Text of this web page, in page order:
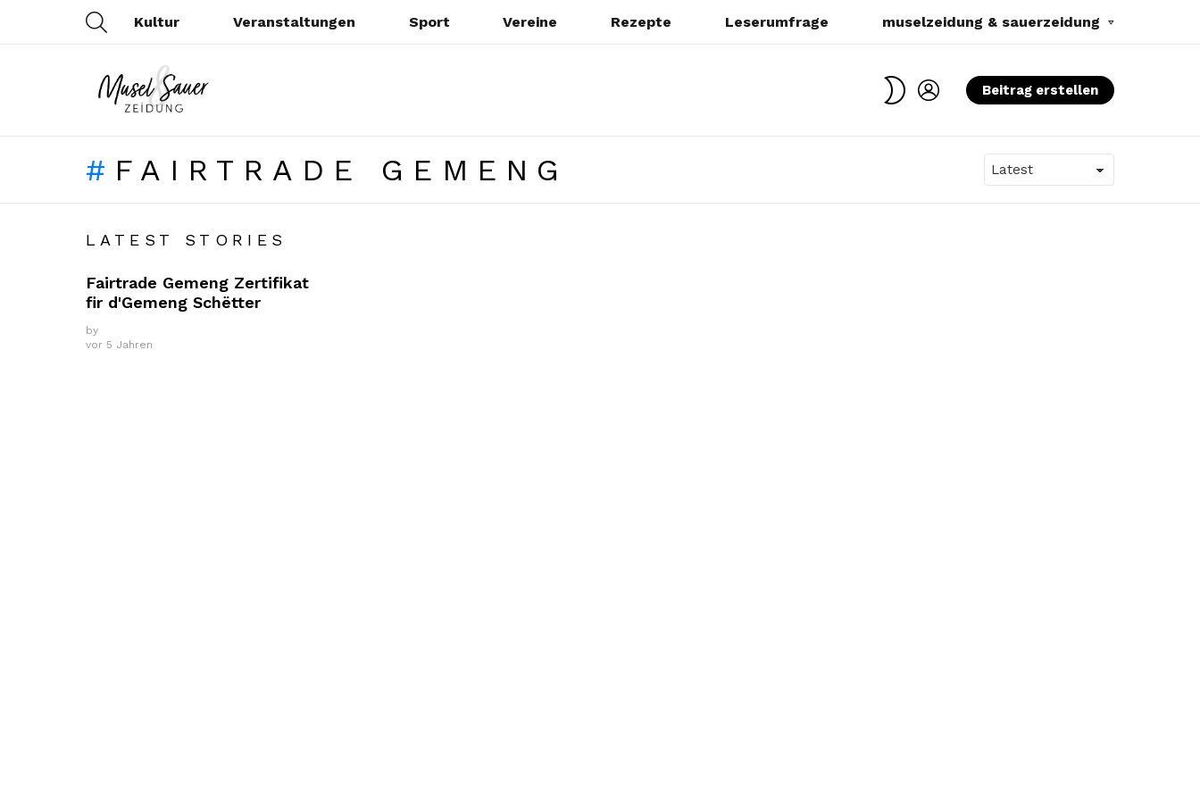
Kultur Veranstaltungen Sport Vereine Rezepte Leserumfrage muselzeidung & sauerzeidung
SKIN
LOGIN
Beitrag erstellen
FAIRTRADE GEMENG
LATEST STORIES
Fairtrade Gemeng Zertifikat
fir d'Gemeng Schëtter
by
vor 5 Jahren